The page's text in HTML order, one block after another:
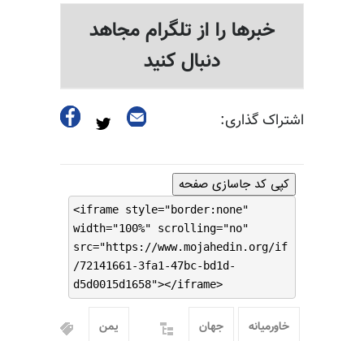
خبرها را از تلگرام مجاهد
دنبال کنید
اشتراک گذاری:
کپی کد جاسازی صفحه
<iframe style="border:none"
width="100%" scrolling="no"
src="https://www.mojahedin.org/if
/72141661-3fa1-47bc-bd1d-
d5d0015d1658"></iframe>
یمن خاورمیانه جهان